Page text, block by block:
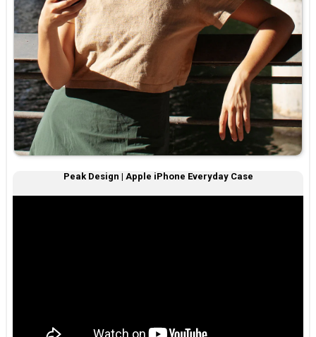
Peak Design | Apple iPhone Everyday Case